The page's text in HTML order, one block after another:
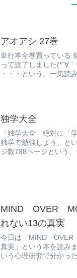
アオアシ 27巻
単行本全巻買っている 個人的にイチオシのサッカーマンガ 「アオアシ」 の27巻を買
って読了しました(*´∀｀*) アシトの覚醒からの 阿久津サンの成長、 そして
・・・という、一気読
独学大全
「独学大全 絶対に「
独学で勉強しよう、と
MIND OVER
れない13の真実
今日は「MIND OVER
真実」という本を読みました。 人間がお金を前にしてどのような